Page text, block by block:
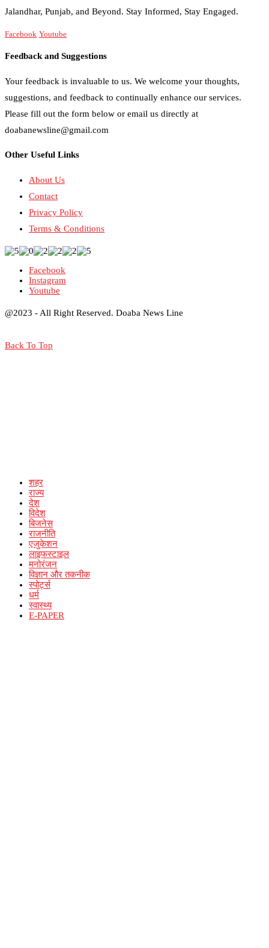
Jalandhar, Punjab, and Beyond. Stay Informed, Stay Engaged.
Facebook Youtube
Feedback and Suggestions
Your feedback is invaluable to us. We welcome your thoughts,
suggestions, and feedback to continually enhance our services.
Please fill out the form below or email us directly at
doabanewsline@gmail.com
Other Useful Links
About Us
Contact
Privacy Policy
Terms & Conditions
Facebook
Instagram
Youtube
@2023 - All Right Reserved. Doaba News Line
Back To Top
शहर
राज्य
देश
विदेश
बिजनेस
राजनीति
एजुकेशन
लाइफस्टाइल
मनोरंजन
विज्ञान और तकनीक
स्पोर्ट्स
धर्म
स्वास्थ्य
E-PAPER